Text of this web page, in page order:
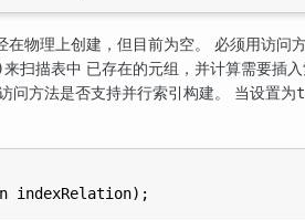
物理上创建，但目前为空。 必须用访问
来扫描表中 已存在的元组，并计算需要插
问方法是否支持并行索引构建。 当设置为